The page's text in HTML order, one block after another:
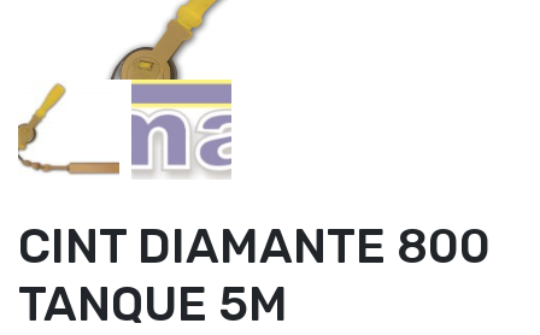
CINT DIAMANTE 800
TANQUE 5M